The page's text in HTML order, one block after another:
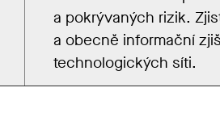
a pokrývaných rizik.
a obecně informační
technologických síti.